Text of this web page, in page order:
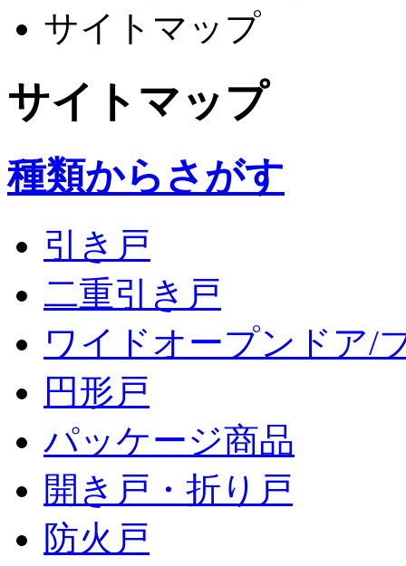
サイトマップ
サイトマップ
種類からさがす
引き戸
二重引き戸
ワイドオープンドア/
円形戸
パッケージ商品
開き戸・折り戸
防火戸